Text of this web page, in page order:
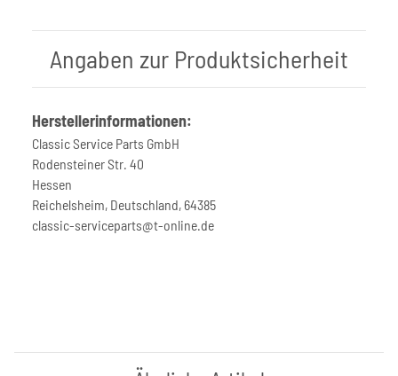
Angaben zur Produktsicherheit
Herstellerinformationen:
Classic Service Parts GmbH
Rodensteiner Str. 40
Hessen
Reichelsheim, Deutschland, 64385
classic-serviceparts@t-online.de